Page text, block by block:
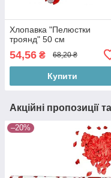
Хлопавка "Пелюстки
троянд" 50 см
54,56 ₴ 68,20 ₴
Купити
Акційні пропозиції
–20%